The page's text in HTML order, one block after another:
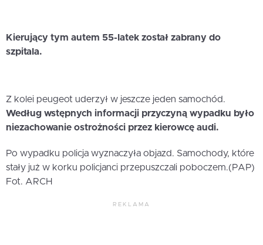
Kierujący tym autem 55-latek został zabrany do
szpitala.
Z kolei peugeot uderzył w jeszcze jeden samochód.
Według wstępnych informacji przyczyną wypadku było
niezachowanie ostrożności przez kierowcę audi.
Po wypadku policja wyznaczyła objazd. Samochody, które
stały już w korku policjanci przepuszczali poboczem.(PAP)
Fot. ARCH
REKLAMA